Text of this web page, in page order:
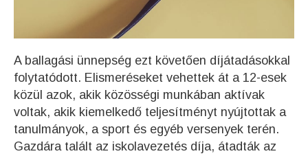
A ballagási ünnepség ezt követően díjátadásokkal
folytatódott. Elismeréseket vehettek át a 12-esek
közül azok, akik közösségi munkában aktívak
voltak, akik kiemelkedő teljesítményt nyújtottak a
tanulmányok, a sport és egyéb versenyek terén.
Gazdára talált az iskolavezetés díja, átadták az